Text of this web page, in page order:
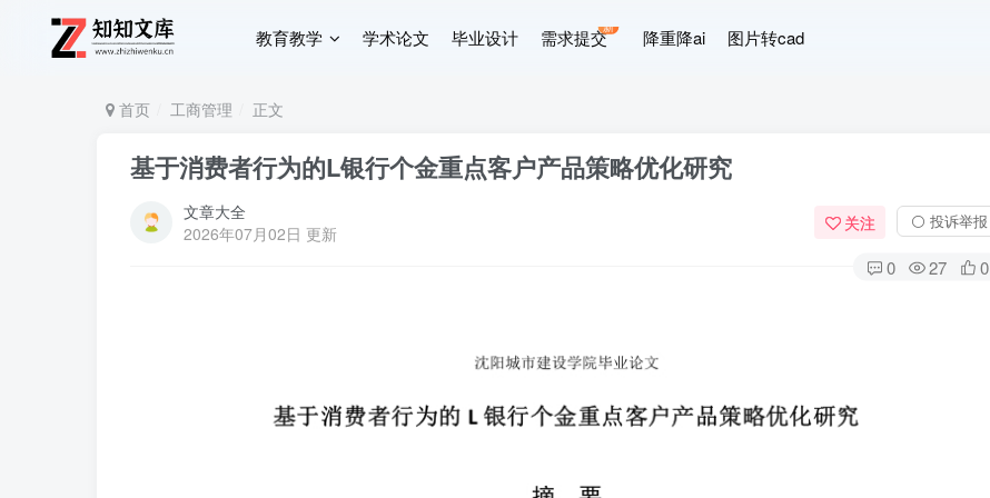
教育教学 学术论文 毕业设计 需求提交新 降重降ai 图片转cad
首页 工商管理 正文
基于消费者行为的L银行个金重点客户产品策略优化研究
文章大全
2026年07月02日 更新
关注 ⚪ 投诉举报
0 27 0